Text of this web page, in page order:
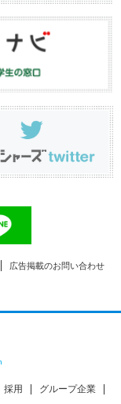
広告掲載のお問い合わせ
採用
グループ企業